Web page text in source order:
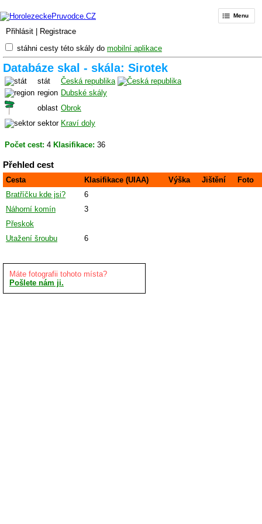
Přihlásit Registrace
Menu
stáhni cesty této skály do mobilní aplikace
Databáze skal - skála: Sirotek
stát
Česká republika
region Dubské skály
oblast Obrok
sektor Kraví doly
Počet cest: 4 Klasifikace: 36
Přehled cest
Cesta Klasifikace (UIAA) Výška Jištění
Foto
Bratříčku kde jsi?
6
Náhorní komín
3
Přeskok
Utažení šroubu
6
Máte fotografii tohoto místa?
Pošlete nám ji.